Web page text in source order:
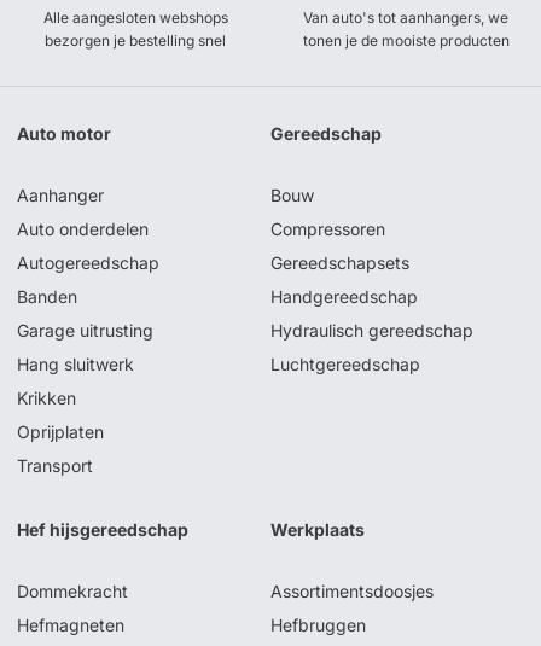
Alle aangesloten webshops
bezorgen je bestelling snel
Van auto's tot aanhangers, we
tonen je de mooiste producten
Auto motor
Aanhanger
Auto onderdelen
Autogereedschap
Banden
Garage uitrusting
Hang sluitwerk
Krikken
Oprijplaten
Transport
Gereedschap
Bouw
Compressoren
Gereedschapsets
Handgereedschap
Hydraulisch gereedschap
Luchtgereedschap
Hef hijsgereedschap
Dommekracht
Hefmagneten
Werkplaats
Assortimentsdoosjes
Hefbruggen